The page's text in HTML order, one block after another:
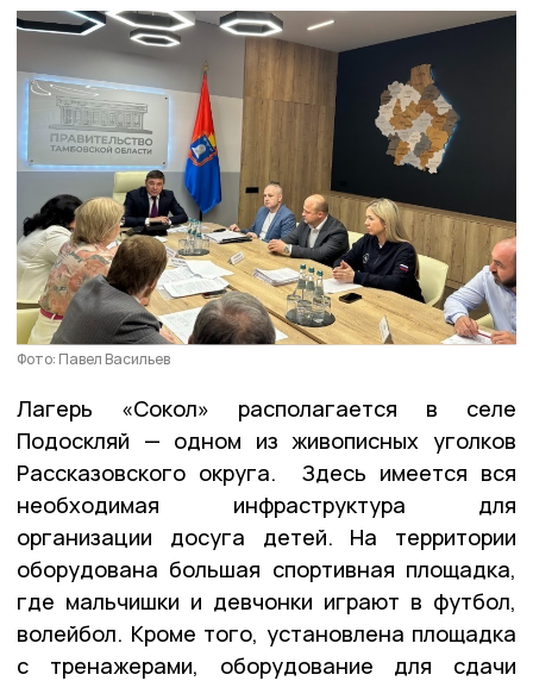
Фото: Павел Васильев
Лагерь «Сокол» располагается в селе
Подоскляй — одном из живописных уголков
Рассказовского округа. Здесь имеется вся
необходимая инфраструктура для
организации досуга детей. На территории
оборудована большая спортивная площадка,
где мальчишки и девчонки играют в футбол,
волейбол. Кроме того, установлена площадка
с тренажерами, оборудование для сдачи